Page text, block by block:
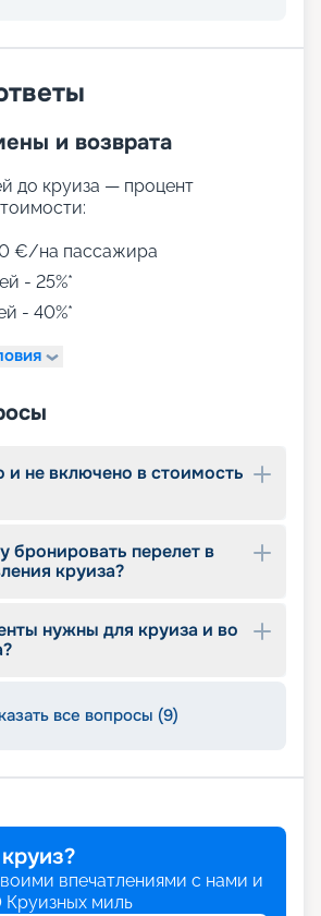
такие пространства:
комплекс только для взрослых)
игровыми зонами)
игровыми
3 водными горками с
реальности)
теннис
комплекс,
и возврата
до круиза — процент
€/на пассажира
- 25%*
- 40%*
и не включено в стоимость
бронировать перелет в
круиза?
нужны для круиза и во
все вопросы (9)
впечатлениями с нами и
Круизных миль